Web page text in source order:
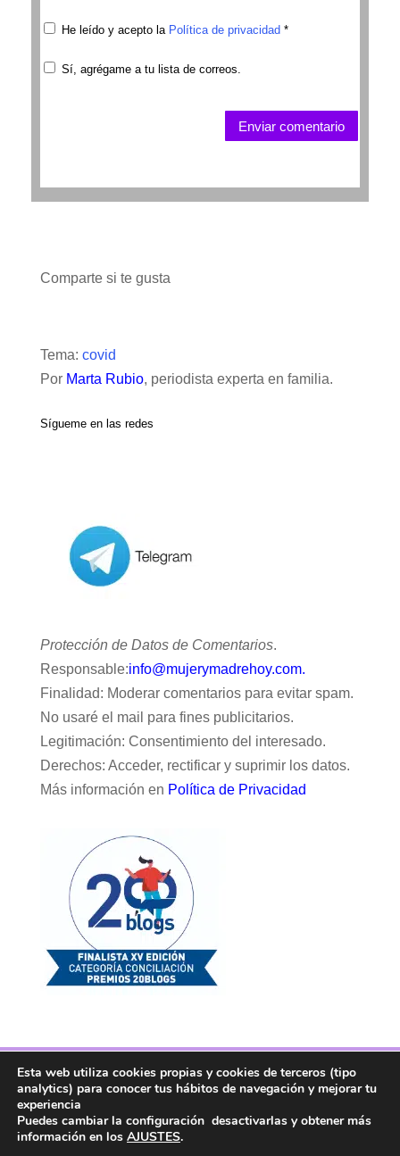
He leído y acepto la Política de privacidad *
Sí, agrégame a tu lista de correos.
Enviar comentario
Comparte si te gusta
Tema: covid
Por Marta Rubio, periodista experta en familia.
Sígueme en las redes
Protección de Datos de Comentarios.
Responsable:info@mujerymadrehoy.com.
Finalidad: Moderar comentarios para evitar spam.
No usaré el mail para fines publicitarios.
Legitimación: Consentimiento del interesado.
Derechos: Acceder, rectificar y suprimir los datos.
Más información en Política de Privacidad
Facebook Twitter Telegram
RSS
Instagram
Linkedin
Esta web utiliza cookies propias y cookies de terceros (tipo
analytics) para conocer tus hábitos de navegación y mejorar tu
experiencia
Puedes cambiar la configuración desactivarlas y obtener más
información en los AJUSTES.